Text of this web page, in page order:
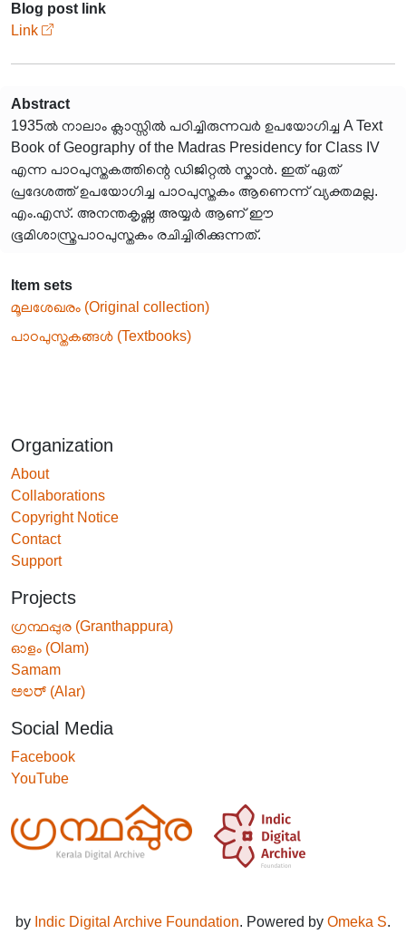
Blog post link
Link
Abstract
1935ൽ നാലാം ക്ലാസ്സിൽ പഠിച്ചിരുന്നവർ ഉപയോഗിച്ച A Text
Book of Geography of the Madras Presidency for Class IV
എന്ന പാഠപുസ്തകത്തിന്റെ ഡിജിറ്റൽ സ്കാൻ. ഇത് ഏത്
പ്രദേശത്ത് ഉപയോഗിച്ച പാഠപുസ്തകം ആണെന്ന് വ്യക്തമല്ല.
എം.എസ്. അനന്തകൃഷ്ണ അയ്യർ ആണ് ഈ
ഭൂമിശാസ്ത്രപാഠപുസ്തകം രചിച്ചിരിക്കുന്നത്.
Item sets
മൂലശേഖരം (Original collection)
പാഠപുസ്തകങ്ങൾ (Textbooks)
Organization
About
Collaborations
Copyright Notice
Contact
Support
Projects
ഗ്രന്ഥപ്പുര (Granthappura)
ഓളം (Olam)
Samam
ಅಲರ್ (Alar)
Social Media
Facebook
YouTube
by Indic Digital Archive Foundation. Powered by Omeka S.